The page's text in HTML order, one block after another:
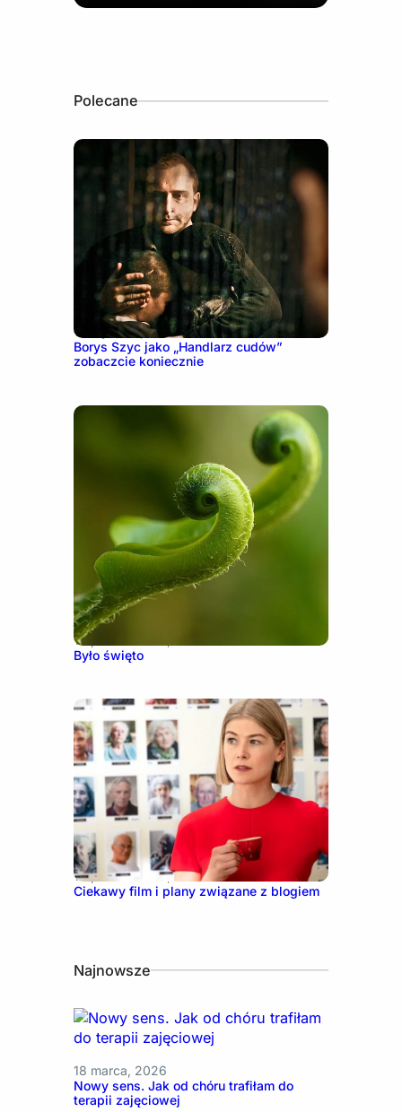
Polecane
16 stycznia, 2023
Borys Szyc jako „Handlarz cudów”
zobaczcie koniecznie
10 października, 2016
Było święto
13 października, 2021
Ciekawy film i plany związane z blogiem
Najnowsze
18 marca, 2026
Nowy sens. Jak od chóru trafiłam do
terapii zajęciowej